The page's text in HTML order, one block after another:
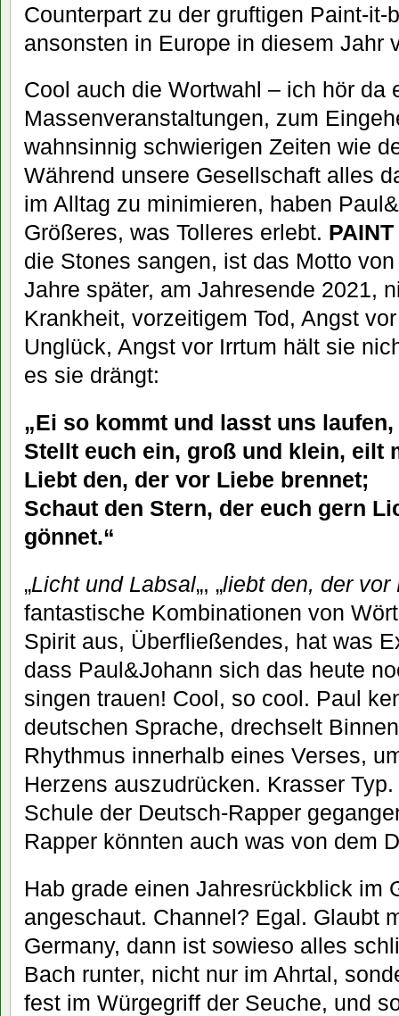
Counterpart zu der gruftigen Paint-it-
ansonsten in Europe in diesem Jahr
Cool auch die Wortwahl – ich hör da
Massenveranstaltungen, zum
wahnsinnig schwierigen Zeiten wie
Während unsere Gesellschaft alles
im Alltag zu minimieren, haben
Größeres, was Tolleres erlebt.
die Stones sangen, ist das Motto
Jahre später, am Jahresende 2021,
Krankheit, vorzeitigem Tod, Angst
Unglück, Angst vor Irrtum hält sie
es sie drängt:
„Ei so kommt und lasst uns laufen,
Stellt euch ein, groß und klein, eilt
Liebt den, der vor Liebe brennet;
Schaut den Stern, der euch gern
gönnet.“
„Licht und Labsal„, „liebt den, der vor
fantastische Kombinationen von
Spirit aus, Überfließendes, hat was
dass Paul&Johann sich das heute
singen trauen! Cool, so cool. Paul
deutschen Sprache, drechselt
Rhythmus innerhalb eines Verses,
Herzens auszudrücken. Krasser
Schule der Deutsch-Rapper
Rapper könnten auch was von dem
Hab grade einen Jahresrückblick im
angeschaut. Channel? Egal. Glaubt
Germany, dann ist sowieso alles
Bach runter, nicht nur im Ahrtal,
fest im Würgegriff der Seuche, und